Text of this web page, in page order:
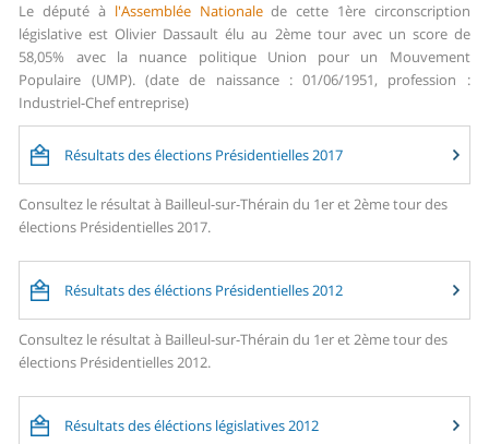
Le député à l'Assemblée Nationalede cette 1ère circonscription
législative est Olivier Dassault élu au 2ème tour avec un score de
58,05% avec la nuance politique Union pour un Mouvement
Populaire (UMP). (date de naissance : 01/06/1951, profession :
Industriel-Chef entreprise)
Résultats des élections Présidentielles 2017
Consultez le résultat à Bailleul-sur-Thérain du 1er et 2ème tour des
élections Présidentielles 2017.
Résultats des éléctions Présidentielles 2012
Consultez le résultat à Bailleul-sur-Thérain du 1er et 2ème tour des
élections Présidentielles 2012.
Résultats des éléctions législatives 2012